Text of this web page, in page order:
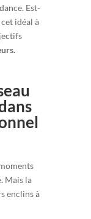
Est-
idéal à
Mais la
enclins à